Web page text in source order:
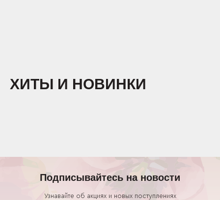
ХИТЫ И НОВИНКИ
Подписывайтесь на новости
Узнавайте об акциях и новых поступлениях